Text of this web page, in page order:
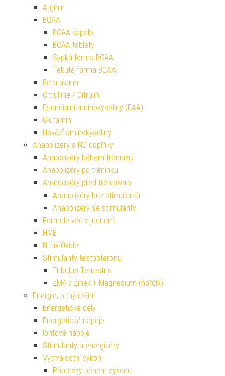
Arginin
BCAA
BCAA kapsle
BCAA tablety
Sypká forma BCAA
Tekutá forma BCAA
Beta alanin
Citrulline / Citrulin
Esenciální aminokyseliny (EAA)
Glutamin
Hovězí aminokyseliny
Anabolizéry a NO doplňky
Anabolizéry během tréninku
Anabolizéry po tréninku
Anabolizéry před tréninkem
Anabolizéry bez stimulantů
Anabolizéry se stimulanty
Formule vše v jednom
HMB
Nitrix Oxide
Stimulanty testosteronu
Tribulus Terrestris
ZMA / Zinek + Magnesium (hořčík)
Energie, pitný režim
Energetické gely
Energetické nápoje
Iontové nápoje
Stimulanty a energizéry
Vytrvalostní výkon
Přípravky během výkonu